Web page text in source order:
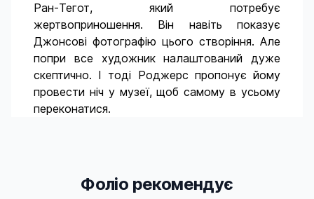
Ран-Тегот, який потребує
жертвоприношення. Він навіть показує
Джонсові фотографію цього створіння. Але
попри все художник налаштований дуже
скептично. І тоді Роджерс пропонує йому
провести ніч у музеї, щоб самому в усьому
переконатися.
Фоліо рекомендує